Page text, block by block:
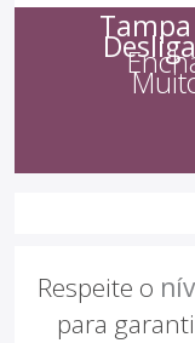
Respeite o
para